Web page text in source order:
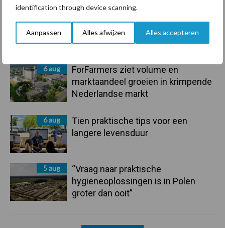
identification through device scanning.
Aanpassen Alles afwijzen Alles accepteren
onderschatte risicofactor voor
mastitis
6 aug
ForFarmers ziet volume en
marktaandeel groeien in krimpende
Nederlandse markt
6 aug
Tien praktische tips voor een
langere levensduur
5 aug
“Vraag naar praktische
hygieneoplossingen is in Polen
groter dan ooit”